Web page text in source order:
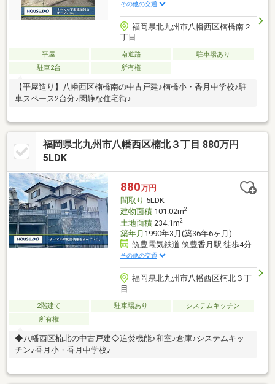
その他の交通
福岡県北九州市八幡西区楠橋南２
丁目
平屋 南道路
駐車場あり
駐車2台
所有権
【平屋造り】八幡西区楠橋南の中古戸建♪楠橋小・香月中学校♪駐
車スペース2台分♪閑静な住宅街♪
福岡県北九州市八幡西区楠北３丁目 880万円
5LDK
880万円
間取り 5LDK
建物面積101.02m2
土地面積234.1m2
築年月 1990年3月(築36年6ヶ月)
筑豊電気鉄道 筑豊香月駅 徒歩4分
その他の交通
福岡県北九州市八幡西区楠北３丁
目
2階建て 駐車場あり
システムキッチン
所有権
◆八幡西区楠北の中古戸建◇追焚機能♪和室♪倉庫♪システムキッ
チン♪香月小・香月中学校♪